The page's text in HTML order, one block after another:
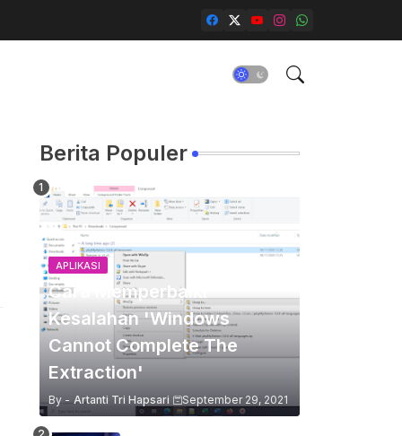
Berita Populer
APLIKASI
Cara Memperbaiki
Kesalahan 'Windows
Cannot Complete The
Extraction'
By - Artanti Tri Hapsari September 29, 2021